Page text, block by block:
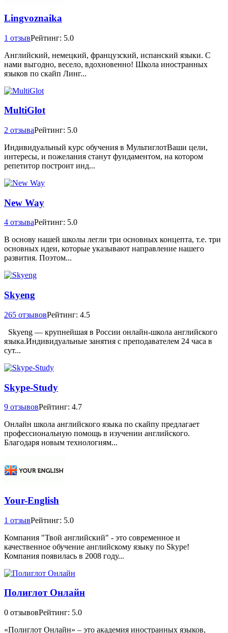
Lingvoznaika
1 отзывРейтинг: 5.0
Английский, немецкий, французский, испанский языки. С
нами выгодно, весело, вдохновенно! Школа иностранных
языков по скайп Линг...
MultiGlot
2 отзываРейтинг: 5.0
Индивидуальный курс обучения в МультиглотВаши цели,
интересы, и пожелания станут фундаментом, на котором
репетитор построит инд...
New Way
4 отзываРейтинг: 5.0
В основу нашей школы легли три основных концепта, т.е. три
основных идеи, которые указывают направление нашего
развития. Поэтом...
Skyeng
265 отзывовРейтинг: 4.5
Skyeng — крупнейшая в России онлайн-школа английского
языка.Индивидуальные занятия с преподавателем 24 часа в
сут...
Skype-Study
9 отзывовРейтинг: 4.7
Онлайн школа английского языка по скайпу предлагает
профессиональную помощь в изучении английского.
Благодаря новым технологиям...
Your-English
1 отзывРейтинг: 5.0
Компания "Твой английский" - это современное и
качественное обучение английскому языку по Skype!
Компания появилась в 2008 году...
Полиглот Онлайн
0 отзывовРейтинг: 5.0
«Полиглот Онлайн» – это академия иностранных языков,